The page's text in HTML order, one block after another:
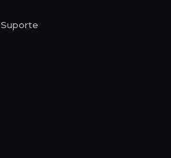
Suporte